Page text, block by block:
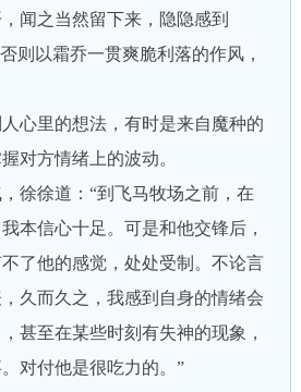
之当然留下来，隐隐感到
则以霜乔一贯爽脆利落的作风，
里的想法，有时是来自魔种的
对方情绪上的波动。
徐道：“到飞马牧场之前，在
本信心十足。可是和他交锋后，
了他的感觉，处处受制。不论言
久而久之，我感到自身的情绪会
甚至在某些时刻有失神的现象，
对付他是很吃力的。”